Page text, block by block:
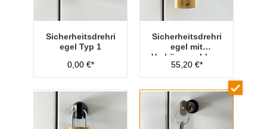
Sicherheitsdrehri
egel Typ 1
0,00 €*
Sicherheitsdrehri
egel mit
Vorhängeschloss
Typ 1
55,20 €*